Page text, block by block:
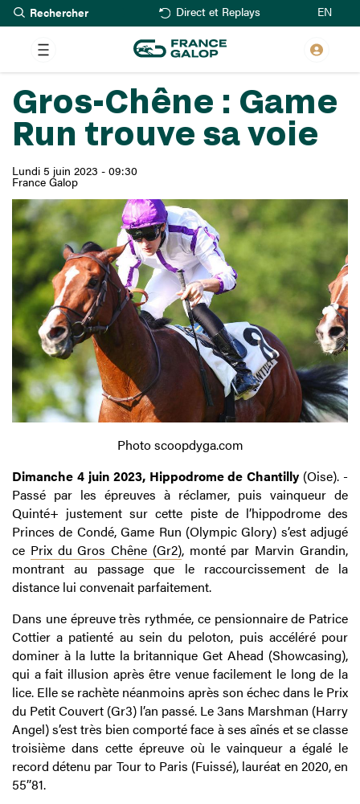
Aller
au
contenu
principal
Rechercher Direct et Replays EN
Gros-Chêne : Game
Run trouve sa voie
Lundi 5 juin 2023 - 09:30
France Galop
Photo scoopdyga.com
Dimanche 4 juin 2023, Hippodrome de Chantilly (Oise). -
Passé par les épreuves à réclamer, puis vainqueur de
Quinté+ justement sur cette piste de l’hippodrome des
Princes de Condé, Game Run (Olympic Glory) s’est adjugé
ce Prix du Gros Chêne (Gr2), monté par Marvin Grandin,
montrant au passage que le raccourcissement de la
distance lui convenait parfaitement.
Dans une épreuve très rythmée, ce pensionnaire de Patrice
Cottier a patienté au sein du peloton, puis accéléré pour
dominer à la lutte la britannique Get Ahead (Showcasing),
qui a fait illusion après être venue facilement le long de la
lice. Elle se rachète néanmoins après son échec dans le Prix
du Petit Couvert (Gr3) l’an passé. Le 3ans Marshman (Harry
Angel) s’est très bien comporté face à ses aînés et se classe
troisième dans cette épreuve où le vainqueur a égalé le
record détenu par Tour to Paris (Fuissé), lauréat en 2020, en
55’’81.